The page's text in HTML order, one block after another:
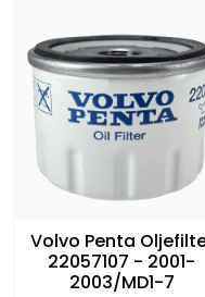
Volvo Penta
22057107 - 2001-
2003/MD1-7